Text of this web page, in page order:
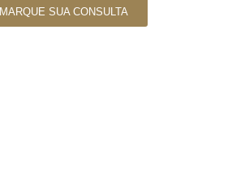
MARQUE SUA CONSULTA